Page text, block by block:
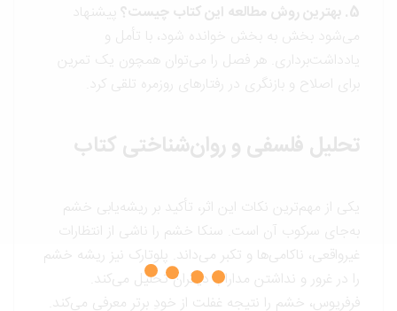
پیشنهاد
می‌شود بخش به بخش خوانده شود، با تأمل و
یادداشت‌برداری. هر فصل را می‌توان همچون یک تمرین
برای اصلاح و بازنگری در رفتارهای روزمره تلقی کرد.
تحلیل فلسفی و روان‌شناختی کتاب
یکی از مهم‌ترین نکات این اثر، تأکید بر ریشه‌یابی خشم
به‌جای سرکوب آن است. سنکا خشم را ناشی از انتظارات
غیرواقعی، ناکامی‌ها و تکبر می‌داند. پلوتارک نیز ریشه خشم
را در غرور و نداشتن مدارا با دیگران تحلیل می‌کند.
فرفریوس، خشم را نتیجه غفلت از خودِ برتر معرفی می‌کند.